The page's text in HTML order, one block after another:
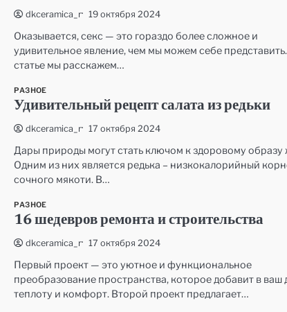
dkceramica_r 19 октября 2024
Оказывается, секс — это гораздо более сложное и
удивительное явление, чем мы можем себе
статье мы расскажем…
РАЗНОЕ
Удивительный рецепт салата из редьки
dkceramica_r 17 октября 2024
Дары природы могут стать ключом к здоровому образу
Одним из них является редька – низкокалорийный
сочного мякоти. В…
РАЗНОЕ
16 шедевров ремонта и строительства
dkceramica_r 17 октября 2024
Первый проект — это уютное и функциональное
преобразование пространства, которое добавит в ваш
теплоту и комфорт. Второй проект предлагает…